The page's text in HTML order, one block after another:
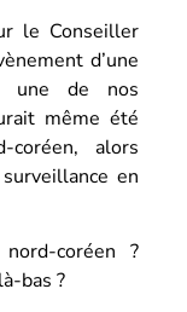
le Conseiller
d’une
une de nos
même été
coréen, alors
en
coréen ?
bas ?